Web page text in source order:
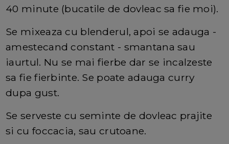
40 minute (bucatile de dovleac sa fie moi).
Se mixeaza cu blenderul, apoi se adauga -
amestecand constant - smantana sau
iaurtul. Nu se mai fierbe dar se incalzeste
sa fie fierbinte. Se poate adauga curry
dupa gust.
Se serveste cu seminte de dovleac prajite
si cu foccacia, sau crutoane.